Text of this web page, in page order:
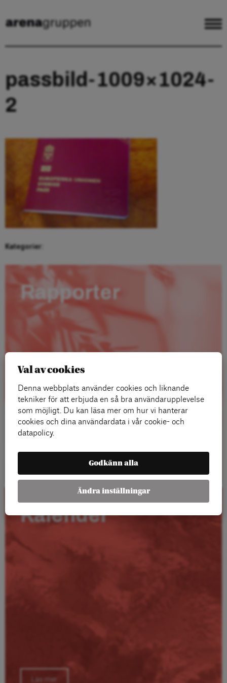
passbild-1009×1024-
2
Kategorier:
Rapporter
Kalender
Läs mer
Val av cookies
Denna webbplats använder cookies och liknande
tekniker för att erbjuda en så bra användarupplevelse
som möjligt. Du kan läsa mer om hur vi hanterar
cookies och dina användardata i vår cookie- och
datapolicy.
Godkänn alla
Ändra inställningar